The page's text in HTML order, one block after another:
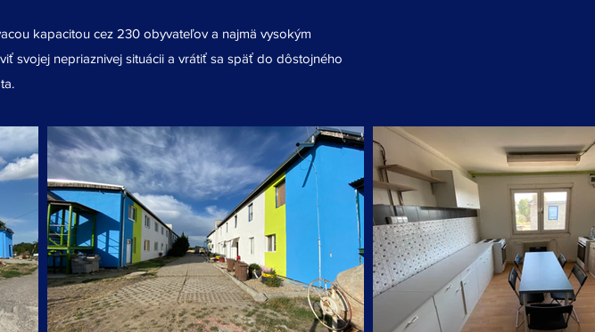
kapacitou cez 230 obyvateľov a najmä vysokým
svojej nepriaznivej situácii a vrátiť sa späť do dôstojného